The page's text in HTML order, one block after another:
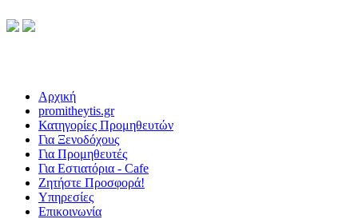
Αρχική
promitheytis.gr
Κατηγορίες Προμηθευτών
Για Ξενοδόχους
Για Προμηθευτές
Για Εστιατόρια - Cafe
Ζητήστε Προσφορά!
Υπηρεσίες
Επικοινωνία